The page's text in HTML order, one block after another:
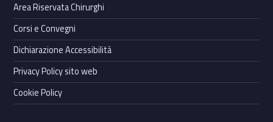
Area Riservata Chirurghi
Corsi e Convegni
Dichiarazione Accessibilità
Privacy Policy sito web
Cookie Policy